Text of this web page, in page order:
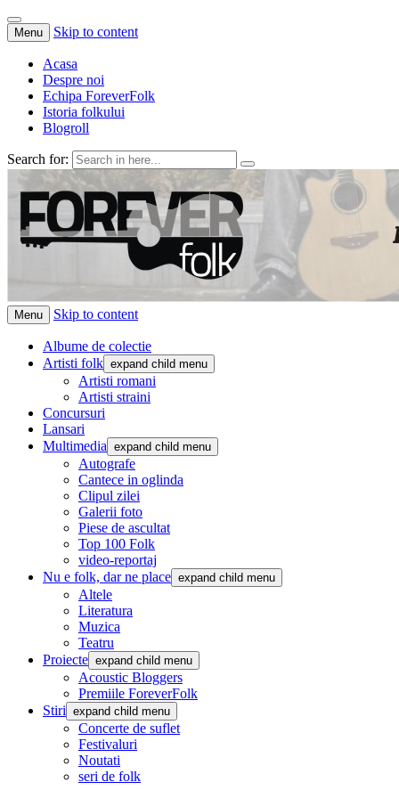
Menu Skip to content
Acasa
Despre noi
Echipa ForeverFolk
Istoria folkului
Blogroll
Search for:
ForeverFolk
Muzica sufletului tau
Menu Skip to content
Albume de colectie
Artisti folk expand child menu
Artisti romani
Artisti straini
Concursuri
Lansari
Multimedia expand child menu
Autografe
Cantece in oglinda
Clipul zilei
Galerii foto
Piese de ascultat
Top 100 Folk
video-reportaj
Nu e folk, dar ne place expand child menu
Altele
Literatura
Muzica
Teatru
Proiecte expand child menu
Acoustic Bloggers
Premiile ForeverFolk
Stiri expand child menu
Concerte de suflet
Festivaluri
Noutati
seri de folk